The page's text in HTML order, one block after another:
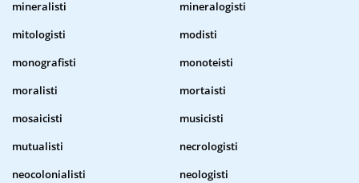
mineralisti
mineralogisti
mitologisti
modisti
monografisti
monoteisti
moralisti
mortaisti
mosaicisti
musicisti
mutualisti
necrologisti
neocolonialisti
neologisti